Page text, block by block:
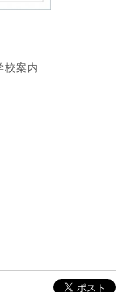
校案内